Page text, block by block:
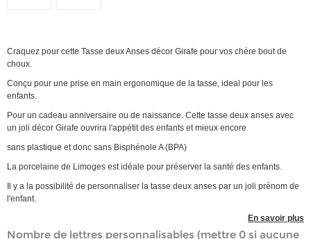
Craquez pour cette Tasse deux Anses décor Girafe pour vos chére bout de
choux.
Conçu pour une prise en main ergonomique de la tasse, ideal pour les
enfants.
Pour un cadeau anniversaire ou de naissance. Cette tasse deux anses avec
un joli décor Girafe ouvrira l'appétit des enfants et mieux encore
sans plastique et donc sans Bisphénole A (BPA)
La porcelaine de Limoges est idéale pour préserver la santé des enfants.
Il y a la possibilité de personnaliser la tasse deux anses par un joli prénom de
l'enfant.
En savoir plus
Nombre de lettres personnalisables (mettre 0 si aucune